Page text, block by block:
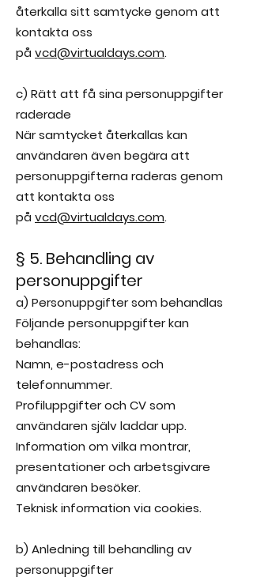
återkalla sitt samtycke genom att
kontakta oss
på vcd@virtualdays.com.
c) Rätt att få sina personuppgifter
raderade
När samtycket återkallas kan
användaren även begära att
personuppgifterna raderas genom
att kontakta oss
på vcd@virtualdays.com.
§ 5. Behandling av
personuppgifter
a) Personuppgifter som behandlas
Följande personuppgifter kan
behandlas:
Namn, e-postadress och
telefonnummer.
Profiluppgifter och CV som
användaren själv laddar upp.
Information om vilka montrar,
presentationer och arbetsgivare
användaren besöker.
Teknisk information via cookies.
b) Anledning till behandling av
personuppgifter